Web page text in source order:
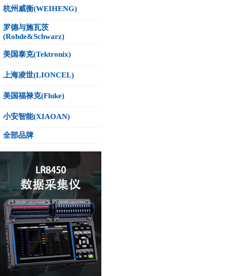
杭州威衡(WEIHENG)
罗德与施瓦茨
(Rohde&Schwarz)
美国泰克(Tektronix)
上海凌世(LIONCEL)
美国福禄克(Fluke)
小安智能(XIAOAN)
全部品牌